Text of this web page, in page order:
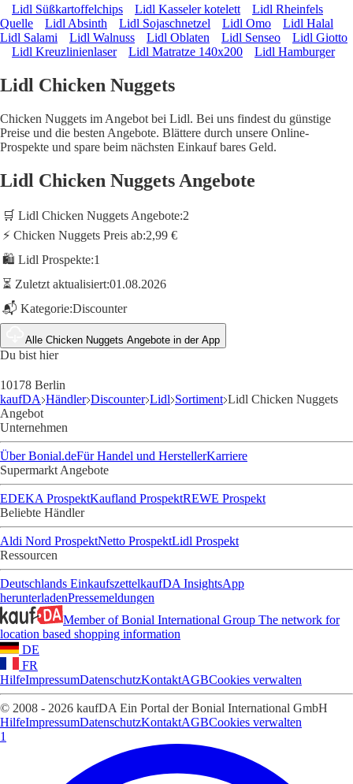
Lidl Süßkartoffelchips Lidl Kasseler kotelett
Lidl Rheinfels
Quelle
Lidl Absinth Lidl Sojaschnetzel Lidl Omo
Lidl Halal
Lidl Salami
Lidl Walnuss Lidl Oblaten Lidl Senseo
Lidl Giotto
Lidl Kreuzlinienlaser
Lidl Matratze 140x200 Lidl Hamburger
Lidl Chicken Nuggets
Chicken Nuggets im Angebot bei Lidl. Bei uns findest du günstige
Preise und die besten Angebote. Blättere durch unsere Online-
Prospekte und spare beim nächsten Einkauf bares Geld.
Lidl Chicken Nuggets Angebote
🛒 Lidl Chicken Nuggets Angebote:2
⚡ Chicken Nuggets Preis ab:2,99 €
🛍️ Lidl Prospekte:1
⏳ Zuletzt aktualisiert:01.08.2026
📬 Kategorie:Discounter
Alle Chicken Nuggets Angebote in der App
Du bist hier
10178 Berlin
kaufDA Händler Discounter Lidl Sortiment Lidl Chicken Nuggets
Angebot
Unternehmen
Über Bonial.deFür Handel und HerstellerKarriere
Supermarkt Angebote
EDEKA ProspektKaufland ProspektREWE Prospekt
Beliebte Händler
Aldi Nord ProspektNetto ProspektLidl Prospekt
Ressourcen
Deutschlands EinkaufszettelkaufDA InsightsApp
herunterladenPressemeldungen
Member of Bonial International Group The network for
location based shopping information
DE
FR
HilfeImpressumDatenschutzKontaktAGBCookies verwalten
© 2008 - 2026 kaufDA Ein Portal der Bonial International GmbH
HilfeImpressumDatenschutzKontaktAGBCookies verwalten
1